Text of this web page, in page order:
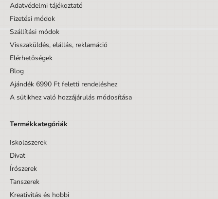
Minta
Adatvédelmi tájékoztató
Fizetési módok
Szállítási módok
Visszaküldés, elállás, reklamáció
Elérhetőségek
Blog
Ajándék 6990 Ft feletti rendeléshez
A sütikhez való hozzájárulás módosítása
Termékkategóriák
Iskolaszerek
Divat
Írószerek
Tanszerek
Kreativitás és hobbi